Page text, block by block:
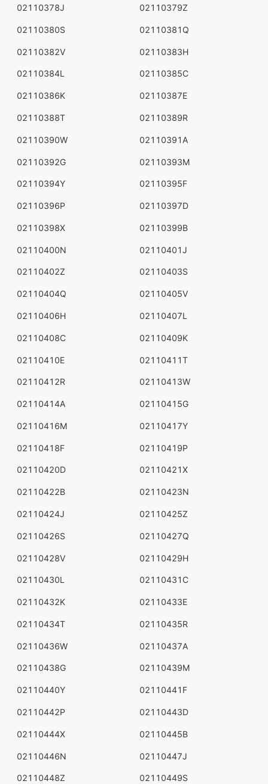
02110378J 02110379Z
02110380S 02110381Q
02110382V 02110383H
02110384L 02110385C
02110386K 02110387E
02110388T 02110389R
02110390W 02110391A
02110392G 02110393M
02110394Y 02110395F
02110396P 02110397D
02110398X 02110399B
02110400N 02110401J
02110402Z 02110403S
02110404Q 02110405V
02110406H 02110407L
02110408C 02110409K
02110410E 02110411T
02110412R 02110413W
02110414A 02110415G
02110416M 02110417Y
02110418F 02110419P
02110420D 02110421X
02110422B 02110423N
02110424J 02110425Z
02110426S 02110427Q
02110428V 02110429H
02110430L 02110431C
02110432K 02110433E
02110434T 02110435R
02110436W 02110437A
02110438G 02110439M
02110440Y 02110441F
02110442P 02110443D
02110444X 02110445B
02110446N 02110447J
02110448Z 02110449S